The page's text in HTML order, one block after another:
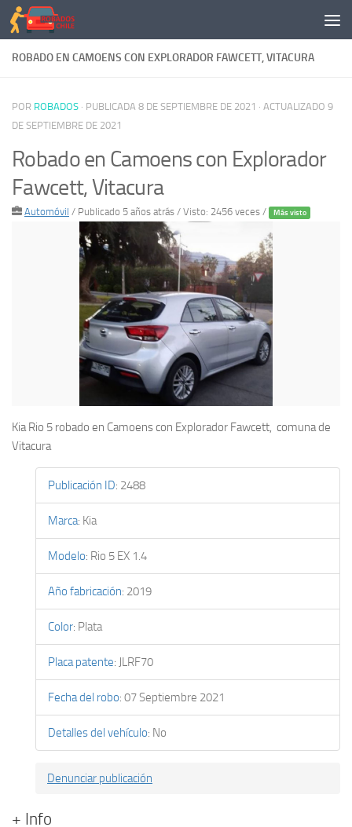
Saltar al contenido
ROBADO EN CAMOENS CON EXPLORADOR FAWCETT, VITACURA
POR ROBADOS · PUBLICADA 8 DE SEPTIEMBRE DE 2021 · ACTUALIZADO 9
DE SEPTIEMBRE DE 2021
Robado en Camoens con Explorador
Fawcett, Vitacura
Automóvil / Publicado 5 años atrás / Visto: 2456 veces / Más visto
Kia Rio 5 robado en Camoens con Explorador Fawcett, comuna de
Vitacura
Publicación ID: 2488
Marca: Kia
Modelo: Rio 5 EX 1.4
Año fabricación: 2019
Color: Plata
Placa patente: JLRF70
Fecha del robo: 07 Septiembre 2021
Detalles del vehículo: No
Denunciar publicación
+ Info